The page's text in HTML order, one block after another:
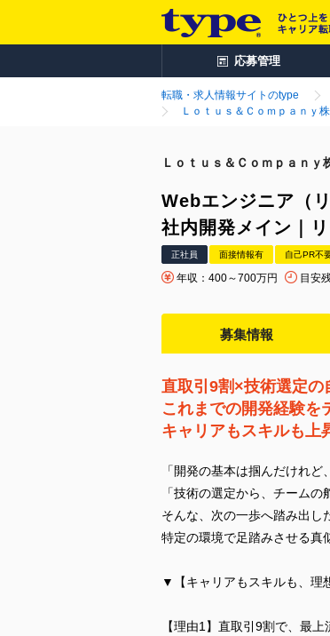
応募管理
転職・求人情報サイトのtype
Ｌｏｔｕｓ＆Ｃｏｍｐａｎｙ
Ｌｏｔｕｓ＆Ｃｏｍｐａｎｙ
Webエンジニア（
社内開発メイン｜
正社員 面接情報有 自己PR不
年収：400～700万円 目安
募集情報
直取引9割×技術選定の
これまでの開発経験を
キャリアもスキルも上
「開発の基本は掴んだけれど
「技術の選定から、チームの
そんな、次の一歩へ踏み出し
特定の環境で足踏みさせる真
▼【キャリアもスキルも、理
【理由1】直取引9割で、最